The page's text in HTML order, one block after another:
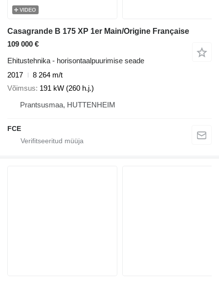
VIDEO
Casagrande B 175 XP 1er Main/Origine Française
109 000 €
Ehitustehnika - horisontaalpuurimise seade
2017
8 264 m/t
Võimsus 191 kW (260 h.j.)
Prantsusmaa, HUTTENHEIM
FCE